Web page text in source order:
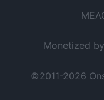
Monetized
©2011-2026